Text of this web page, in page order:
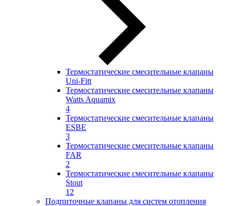
Термостатические смесительные клапаны
Uni-Fitt
Термостатические смесительные клапаны
Watts Aquamix
4
Термостатические смесительные клапаны
ESBE
3
Термостатические смесительные клапаны
FAR
2
Термостатические смесительные клапаны
Stout
12
Подпиточные клапаны для систем отопления